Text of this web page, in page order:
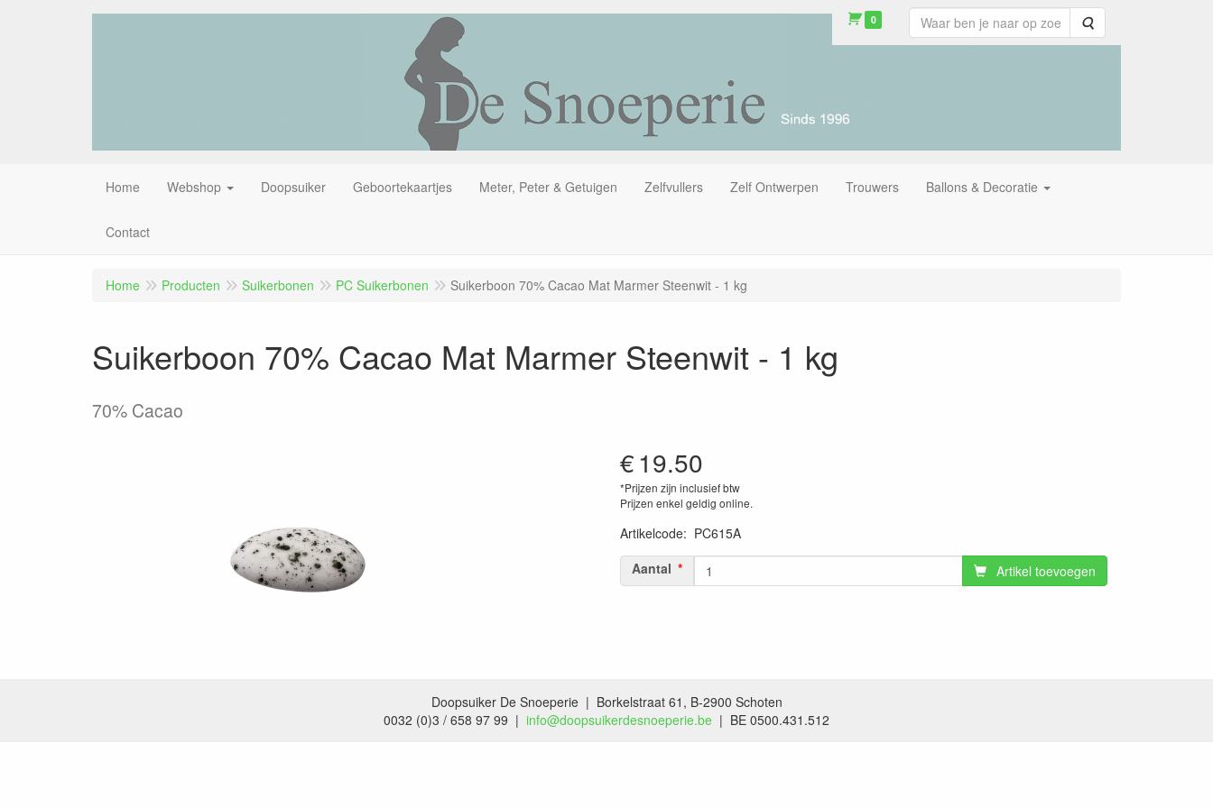
0 Zoeken
Home Webshop Doopsuiker Geboortekaartjes Meter, Peter & Getuigen Zelfvullers Zelf Ontwerpen Trouwers Ballons & Decoratie
Contact
Home Producten Suikerbonen PC Suikerbonen Suikerboon 70% Cacao Mat Marmer Steenwit - 1 kg
Suikerboon 70% Cacao Mat Marmer Steenwit - 1 kg
70% Cacao
€19.50
*Prijzen zijn inclusief btw
Prijzen enkel geldig online.
Artikelcode: PC615A
Aantal
Artikel toevoegen
Doopsuiker De Snoeperie | Borkelstraat 61, B-2900 Schoten
0032 (0)3 / 658 97 99 | info@doopsuikerdesnoeperie.be | BE 0500.431.512